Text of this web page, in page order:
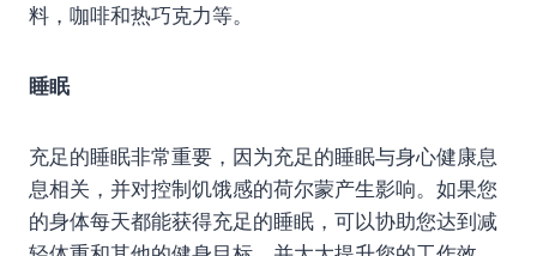
料，咖啡和热巧克力等。
睡眠
充足的睡眠非常重要，因为充足的睡眠与身心健康息
息相关，并对控制饥饿感的荷尔蒙产生影响。如果您
的身体每天都能获得充足的睡眠，可以协助您达到减